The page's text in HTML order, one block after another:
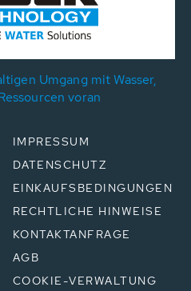
Umgang mit Wasser,
voran
IMPRESSUM
DATENSCHUTZ
EINKAUFSBEDINGUNGEN
RECHTLICHE HINWEISE
KONTAKTANFRAGE
AGB
COOKIE-VERWALTUNG